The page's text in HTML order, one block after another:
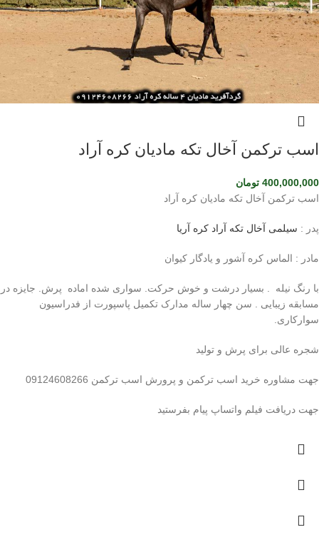
اسب ترکمن آخال تکه مادیان کره آراد
400,000,000 تومان
اسب ترکمن آخال تکه مادیان کره آراد
پدر : سیلمی آخال تکه آراد کره آریا
مادر : الماس کره آشور و یادگار کیوان
با رنگ نیله . بسیار درشت و خوش حرکت. سواری شده اماده پرش. جایزه در
مسابقه زیبایی . سن چهار ساله مدارک تکمیل پاسپورت از فدراسیون
سوارکاری.
شجره عالی برای پرش و تولید
جهت مشاوره خرید اسب ترکمن و پرورش اسب ترکمن 09124608266
جهت دریافت فیلم واتساپ پیام بفرستید